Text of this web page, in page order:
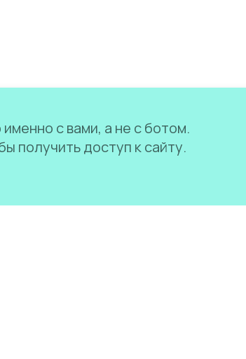
с вами, а не с ботом.
получить доступ к сайту.